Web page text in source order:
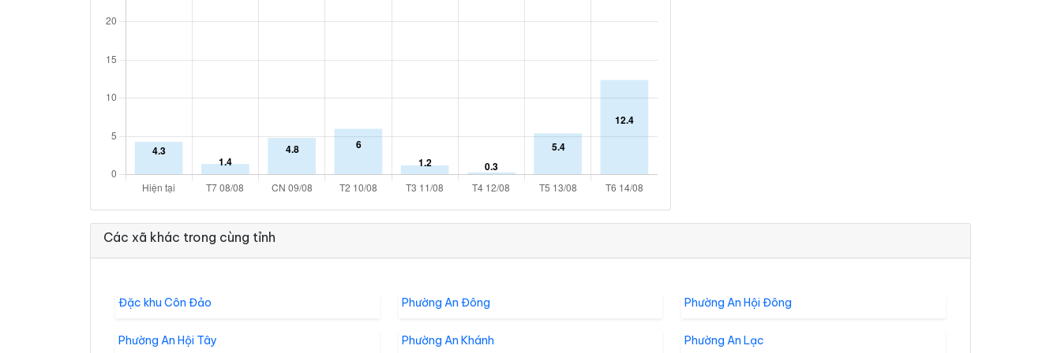
Các xã khác trong cùng tỉnh
Đặc khu Côn Đảo Phường An Đông Phường An Hội Đông
Phường An Hội Tây Phường An Khánh Phường An Lạc